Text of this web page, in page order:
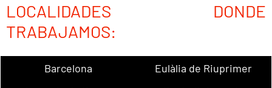
LOCALIDADES DONDE
TRABAJAMOS:
Barcelona
Eulàlia de Riuprimer